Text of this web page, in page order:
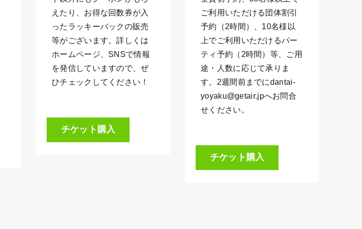
えたり、お得な回数券が入
ったラッキーバックの販売
等がございます。詳しくは
ホームページ、SNSで情報
を発信していますので、ぜ
ひチェックしてください！
チケット購入
ご利用いただける団体割引
予約（2時間）、10名様以
上でご利用いただけるパー
ティ予約（2時間）等、ご用
途・人数に応じて承りま
す。2週間前までにdantai-
yoyaku@getair.jpへお問合
せください。
チケット購入